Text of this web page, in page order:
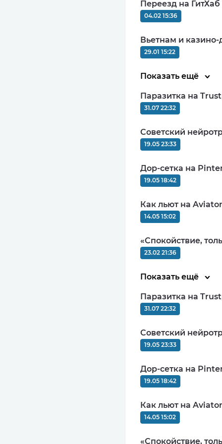
CPA+CPL (гиб
MIN: $20
CPL, СPI, SO
MIN: $100
Переезд на
04.02 15:36
Вьетнам и
29.01 15:22
Показать ещё
Паразитка на
31.07 22:32
Советский
19.05 23:33
Дор-сетка на
19.05 18:42
Как льют на
14.05 15:02
«Спокойствие,
23.02 21:36
Показать ещё
Паразитка на
31.07 22:32
Советский
19.05 23:33
Дор-сетка на
19.05 18:42
Как льют на
14.05 15:02
«Спокойствие,